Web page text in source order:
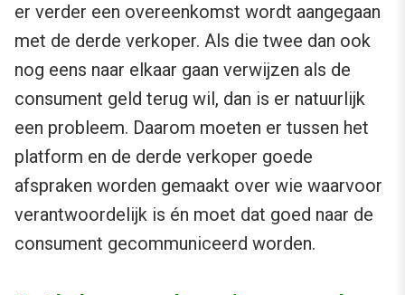
er verder een overeenkomst wordt aangegaan
met de derde verkoper. Als die twee dan ook
nog eens naar elkaar gaan verwijzen als de
consument geld terug wil, dan is er natuurlijk
een probleem. Daarom moeten er tussen het
platform en de derde verkoper goede
afspraken worden gemaakt over wie waarvoor
verantwoordelijk is én moet dat goed naar de
consument gecommuniceerd worden.